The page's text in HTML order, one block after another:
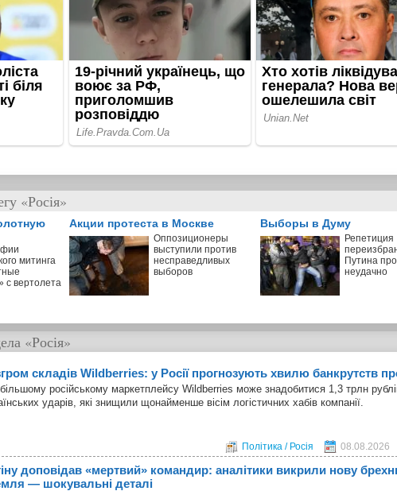
«Росія»
митинга
с вертолета
Акции протеста в Москве
Оппозиционеры
выступили против
несправедливых
выборов
Выборы в Думу
Репетиция
Путина
неудачно
«Росія»
складів Wildberries: у Росії прогнозують хвилю банкрутств
російському маркетплейсу Wildberries може знадобитися 1,3 трлн
ударів, які знищили щонайменше вісім логістичних хабів компанії.
Політика / Росія 08.08.2026
доповідав «мертвий» командир: аналітики викрили нову
— шокувальні деталі